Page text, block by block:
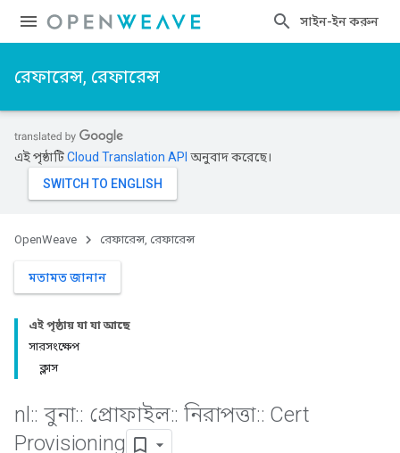
সাইন-ইন করুন
রেফারেন্স, রেফারেন্স
এই পৃষ্ঠাটিCloud Translation API অনুবাদ করেছে।
OpenWeave রেফারেন্স, রেফারেন্স
মতামত জানান
এই পৃষ্ঠায় যা যা আছে
সারসংক্ষেপ
ক্লাস
nl :: বুনা:: প্রোফাইল:: নিরাপত্তা:: Cert
Provisioning